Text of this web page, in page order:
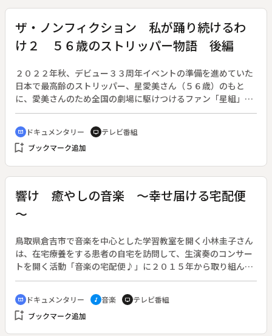
方、突然倒れた譲（松山ケンイチ）は検査の結果、偽性脳腫瘍
の可能性があると告げられていた。頭痛だと楽観視していた譲
だが、叶恵（平岩紙）から、直木とこれ以上一緒にいると命を
削られると忠告される。そんな中、莉桜の車に忍び込んだ直木
直木の証言をもとに単独で捜査に乗りだす。さらに、幽霊の弥
生（菊地凛子）が現れ、譲にある頼み事をするのだった。
ザ・ノンフィクション 私が踊り続けるわ
け２ ５６歳のストリッパー物語 後編
２０２２年秋、デビュー３３周年イベントの準備を進めていた
日本で最高齢のストリッパー、星愛美さん（５６歳）のもと
に、愛美さんのため全国の劇場に駆けつけるファン「星組」の
中心メンバーであるスーさんが、この世を去ったという知らせ
が届いた。がんと診断され余命宣告を受けながらも、痛みに耐
え、各地へ応援に駆けつけてくれていたスーさんと音信不通と
なっていた。生きている限りは愛美さんの舞台を見続けたいと
てきた。だからこそ、３３周年イベントは絶対にスーさんに見
にきてほしいと思っていた愛美さん。さらに「星組」のリーダ
ー格・ひこにゃんさんも難病を患い、長期入院をすることにな
る。踊ることが体力的に厳しくなり、体中の痛みと闘いなが
きっかけとなり、ファミリーのように強い絆で結ばれている
「星組」やスーさんの存在はまた、愛美さんの支えとなってい
た。「星組」中心メンバーたちの支えを失い、踊り続ける気力
すのか。
cinematic_blur ドキュメンタリー tv テレビ番組
bookmark_add ブックマーク追加
響け 癒やしの音楽 ～幸せ届ける宅配便
～
鳥取県倉吉市で音楽を中心とした学習教室を開く小林圭子さん
は、在宅療養をする患者の自宅を訪問して、生演奏のコンサー
トを開く活動「音楽の宅配便♪」に２０１５年から取り組んで
いる。小林さんが活動を始めたきっかけは、先天性の心臓病と
闘う長男を看病する最中、歌で元気になる難病の子どもたちを
目の当たりにしたことだ。障害者と楽しむ音楽教室の開催など
を経て、「音楽の宅配便♪」の活動を始めた。依頼者から受け
cinematic_blur ドキュメンタリー music_note 音楽 tv テレビ番組
bookmark_add ブックマーク追加